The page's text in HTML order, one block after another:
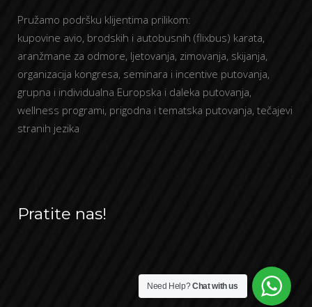
Pružamo podršku klijentima prilikom:
kupovine avio, brodskih i autobusnih (flixbus) karata,
aranžmane za odmore, ljetovanja, zimovanja, skijanja,
organizacija kongresa, seminara i incentive putovanja,
grupna i individualna Europska i daleka putovanja,
wellness programi, prigodna i tematska putovanja, tečajevi
stranih jezika
Pratite nas!
Need Help?Chat with us